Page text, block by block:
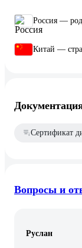
Россия —
Китай —
Сертификат
Вопросы и
Руслан